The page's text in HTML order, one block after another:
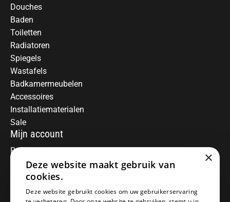
Douches
Baden
Toiletten
Radiatoren
Spiegels
Wastafels
Badkamermeubelen
Accessoires
Installatiematerialen
Sale
Mijn account
Registreren
Mijn bestellingen
Informatie
Over ons
×
Deze website maakt gebruik van
cookies.
Deze website gebruikt cookies om uw gebruikerservaring